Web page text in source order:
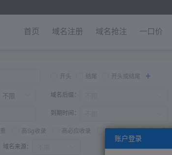
账户登录
首页 域名注册 域名抢注 一口价
开头 结尾 开头或结尾 +
域名后缀：
到期时间：
高Sg收录 高必应收录 高Bd收录 高Bd反链
域名来源：